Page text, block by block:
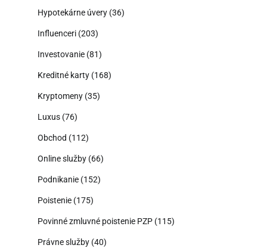
Hypotekárne úvery (36)
Influenceri (203)
Investovanie (81)
Kreditné karty (168)
Kryptomeny (35)
Luxus (76)
Obchod (112)
Online služby (66)
Podnikanie (152)
Poistenie (175)
Povinné zmluvné poistenie PZP (115)
Právne služby (40)